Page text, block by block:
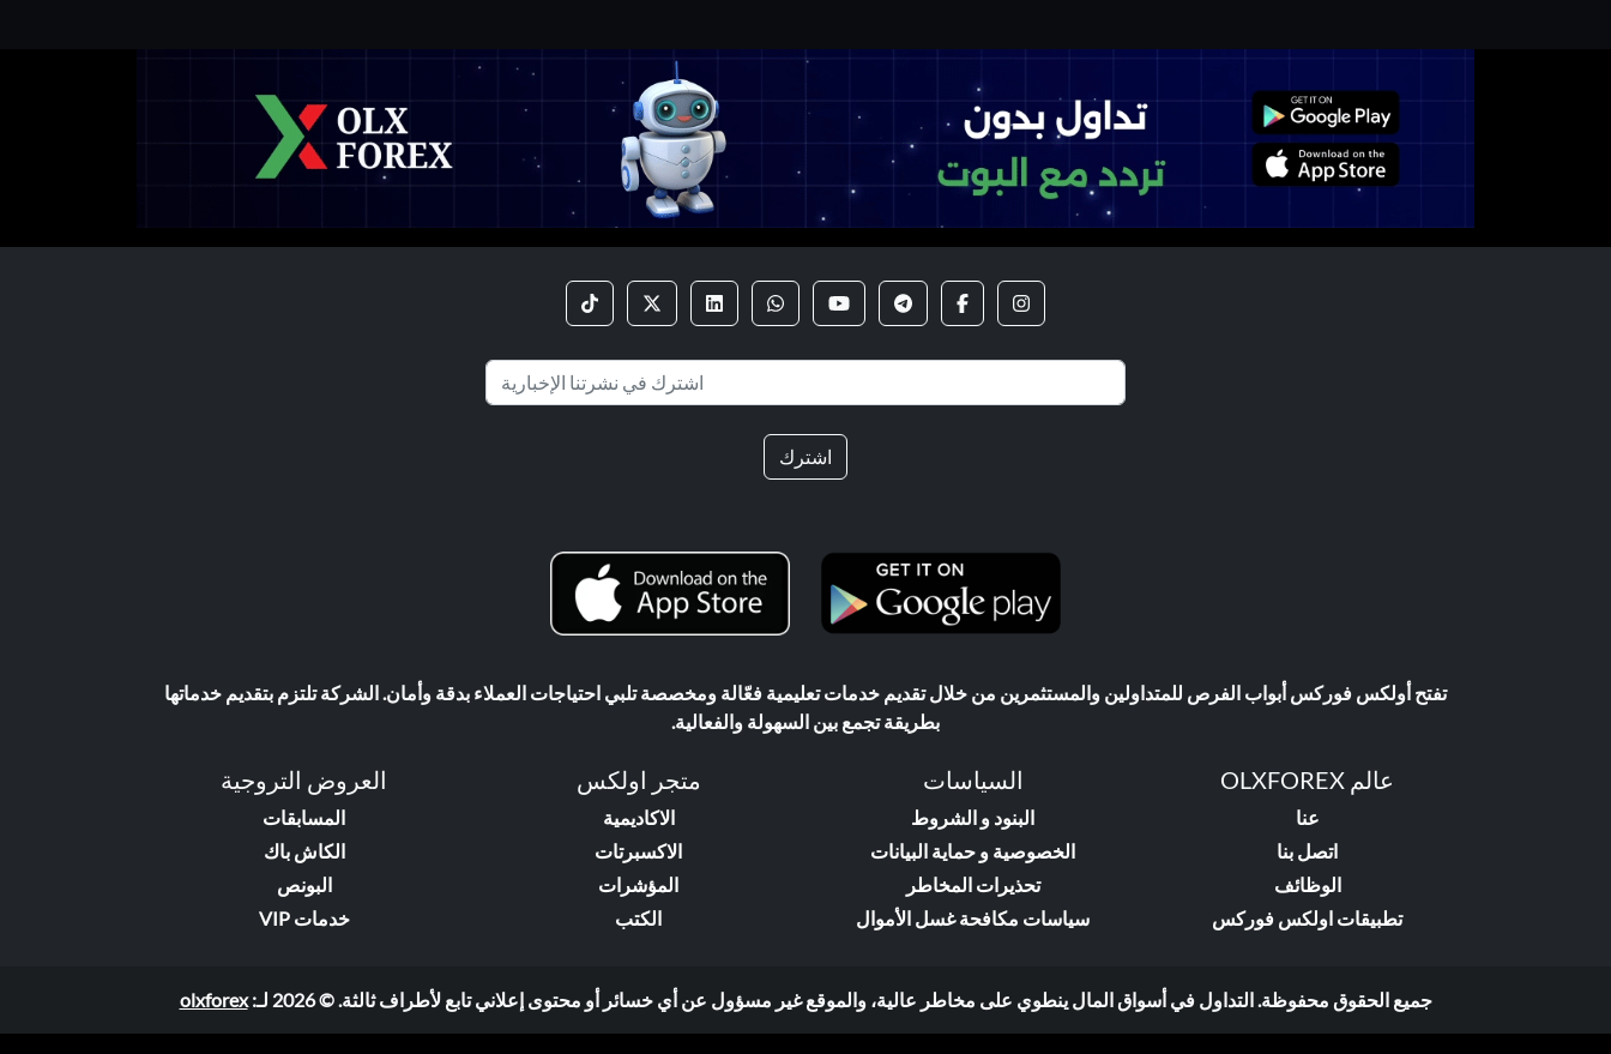
اشترك
تفتح أولكس فوركس أبواب الفرص للمتداولين والمستثمرين من خلال تقديم خدمات تعليمية فعّالة ومخصصة تلبي احتياجات العملاء بدقة وأمان. الشركة تلتزم بتقديم خدماتها
بطريقة تجمع بين السهولة والفعالية.
عالم OLXFOREX
عنا
اتصل بنا
الوظائف
تطبيقات اولكس فوركس
السياسات
البنود و الشروط
الخصوصية و حماية البيانات
تحذيرات المخاطر
سياسات مكافحة غسل الأموال
متجر اولكس
الاكاديمية
الاكسبرتات
المؤشرات
الكتب
العروض التروجية
المسابقات
الكاش باك
البونص
خدمات VIP
جميع الحقوق محفوظة. التداول في أسواق المال ينطوي على مخاطر عالية، والموقع غير مسؤول عن أي خسائر أو محتوى إعلاني تابع لأطراف ثالثة. © 2026 لـ: olxforex